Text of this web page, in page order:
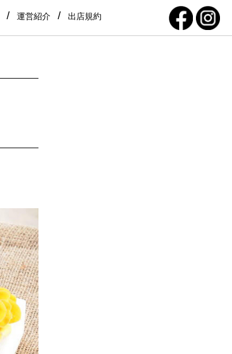
運営紹介 出店規約